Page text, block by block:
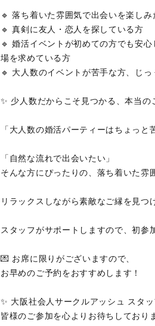
🔹 落ち着いた雰囲気で出会いを楽しみ
🔹 真剣に友人・恋人を探している方
🔹 婚活イベントが初めての方でも安心
場を求めている方
🔹 大人数のイベントが苦手な方、じ
✨ 少人数だからこそ見つかる、本当の
「大人数の婚活パーティーはちょっと
「自然な流れで出会いたい」
そんな方にぴったりの、落ち着いた雰
リラックスしながら素敵なご縁を見つ
スタッフがサポートしますので、初参
💌 お席に限りがございますので、
お早めのご予約をおすすめします！
✨ 大阪社会人サークルアッシュ スタッ
皆様のご参加を心よりお待ちしており